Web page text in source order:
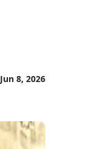
Jun 8, 2026